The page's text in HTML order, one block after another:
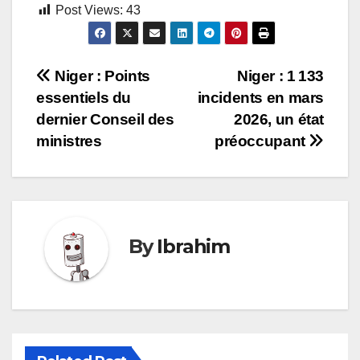
Post Views: 43
Navigation
de
l’article
Niger : 1 133
incidents en mars
2026, un état
préoccupant
Niger : Points
essentiels du
dernier Conseil des
ministres
ByIbrahim